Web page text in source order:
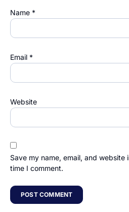
Name *
Email *
Website
Save my name, email, and
time I comment.